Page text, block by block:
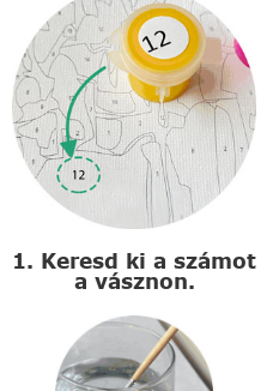
1. Keresd ki a számot
a vásznon.